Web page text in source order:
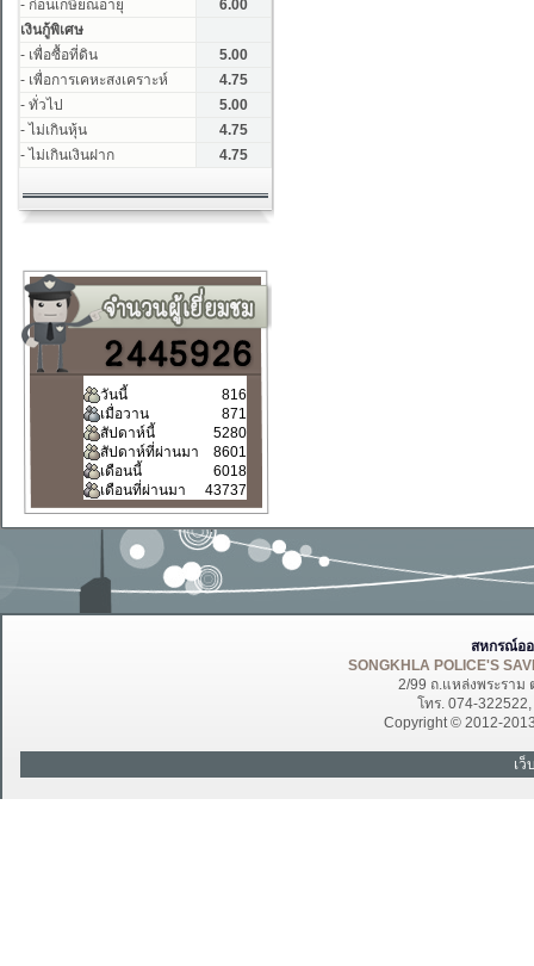
วันนี้
816
เมื่อวาน
871
สัปดาห์นี้
5280
สัปดาห์ที่ผ่านมา
8601
เดือนนี้
6018
เดือนที่ผ่านมา
43737
สหกรณ์อ
SONGKHLA POLICE'S
2/99 ถ.แหล่งพระราม
โทร. 074-
Copyright © 2012-
เ